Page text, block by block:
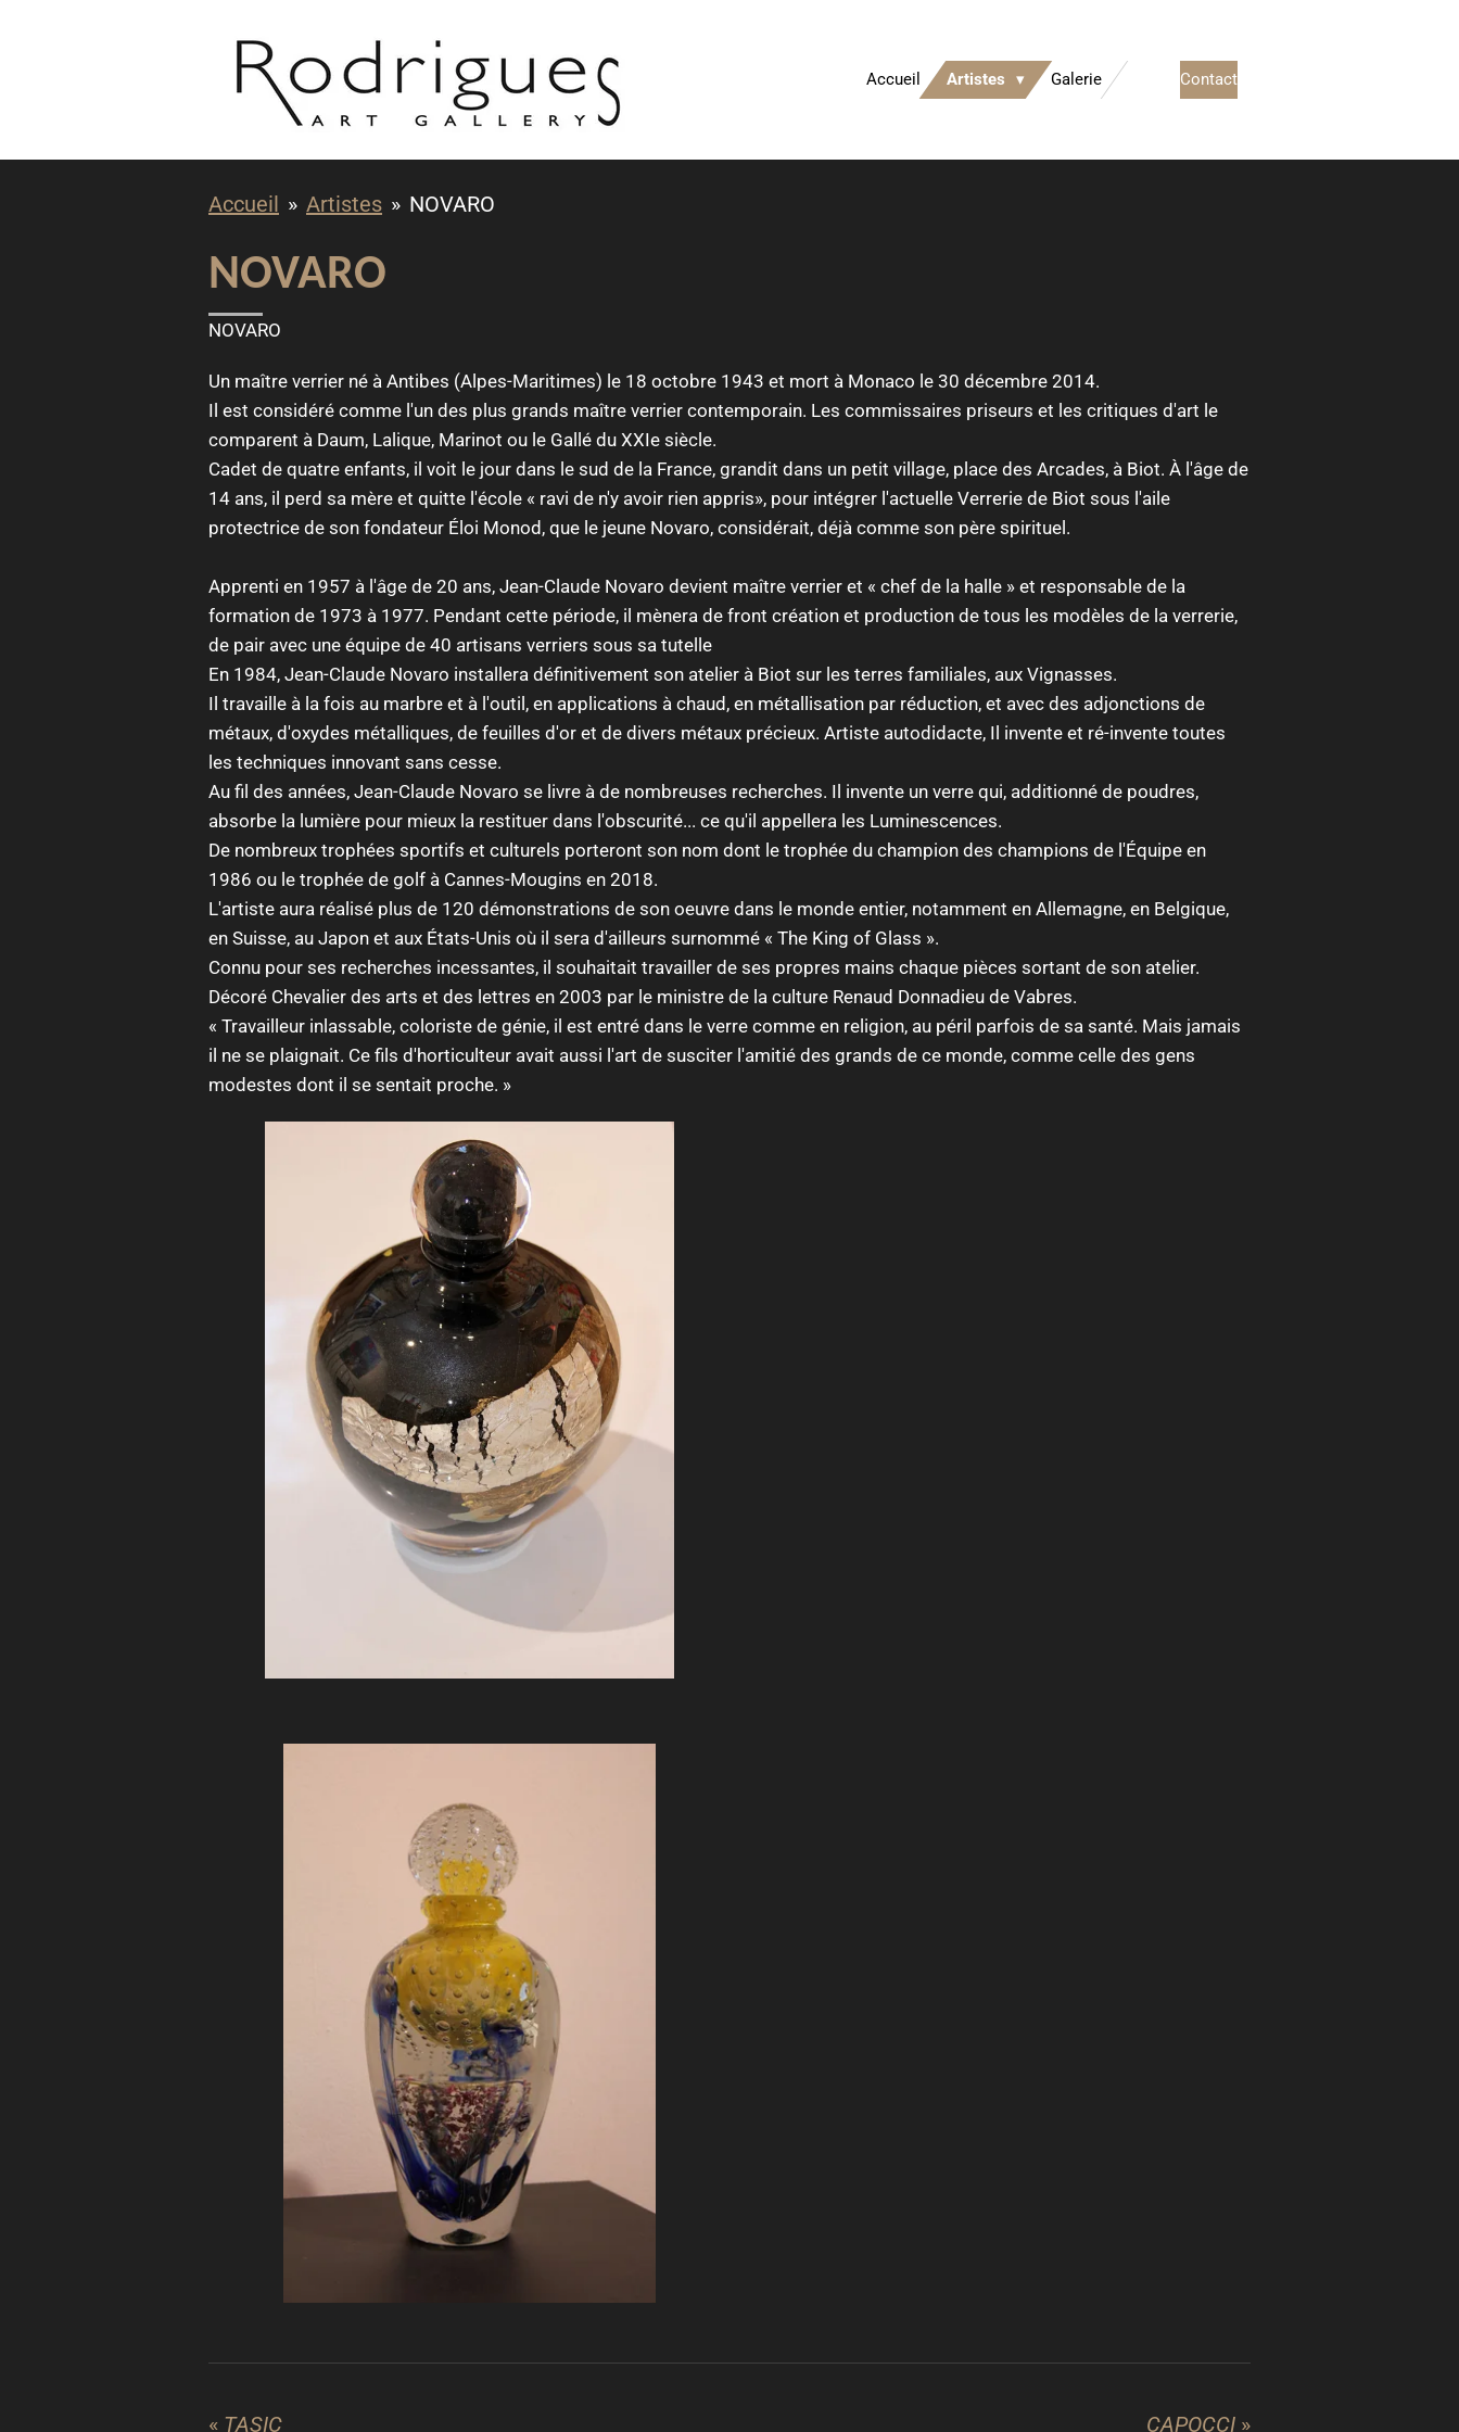
Accueil Artistes Galerie Contact
Accueil » Artistes » NOVARO
NOVARO
NOVARO
Un maître verrier né à Antibes (Alpes-Maritimes) le 18 octobre 1943 et mort à Monaco le 30 décembre 2014.
Il est considéré comme l'un des plus grands maître verrier contemporain. Les commissaires priseurs et les critiques d'art le
comparent à Daum, Lalique, Marinot ou le Gallé du XXIe siècle.
Cadet de quatre enfants, il voit le jour dans le sud de la France, grandit dans un petit village, place des Arcades, à Biot. À l'âge de
14 ans, il perd sa mère et quitte l'école « ravi de n'y avoir rien appris», pour intégrer l'actuelle Verrerie de Biot sous l'aile
protectrice de son fondateur Éloi Monod, que le jeune Novaro, considérait, déjà comme son père spirituel.
Apprenti en 1957 à l'âge de 20 ans, Jean-Claude Novaro devient maître verrier et « chef de la halle » et responsable de la
formation de 1973 à 1977. Pendant cette période, il mènera de front création et production de tous les modèles de la verrerie,
de pair avec une équipe de 40 artisans verriers sous sa tutelle
En 1984, Jean-Claude Novaro installera définitivement son atelier à Biot sur les terres familiales, aux Vignasses.
Il travaille à la fois au marbre et à l'outil, en applications à chaud, en métallisation par réduction, et avec des adjonctions de
métaux, d'oxydes métalliques, de feuilles d'or et de divers métaux précieux. Artiste autodidacte, Il invente et ré-invente toutes
les techniques innovant sans cesse.
Au fil des années, Jean-Claude Novaro se livre à de nombreuses recherches. Il invente un verre qui, additionné de poudres,
absorbe la lumière pour mieux la restituer dans l'obscurité... ce qu'il appellera les Luminescences.
De nombreux trophées sportifs et culturels porteront son nom dont le trophée du champion des champions de l'Équipe en
1986 ou le trophée de golf à Cannes-Mougins en 2018.
L'artiste aura réalisé plus de 120 démonstrations de son oeuvre dans le monde entier, notamment en Allemagne, en Belgique,
en Suisse, au Japon et aux États-Unis où il sera d'ailleurs surnommé « The King of Glass ».
Connu pour ses recherches incessantes, il souhaitait travailler de ses propres mains chaque pièces sortant de son atelier.
Décoré Chevalier des arts et des lettres en 2003 par le ministre de la culture Renaud Donnadieu de Vabres.
« Travailleur inlassable, coloriste de génie, il est entré dans le verre comme en religion, au péril parfois de sa santé. Mais jamais
il ne se plaignait. Ce fils d'horticulteur avait aussi l'art de susciter l'amitié des grands de ce monde, comme celle des gens
modestes dont il se sentait proche. »
« TASIC CAPOCCI »